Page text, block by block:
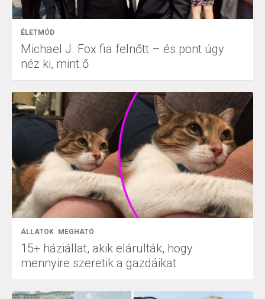
ÉLETMÓD
Michael J. Fox fia felnőtt – és pont úgy
néz ki, mint ő
ÁLLATOK MEGHATÓ
15+ háziállat, akik elárulták, hogy
mennyire szeretik a gazdáikat